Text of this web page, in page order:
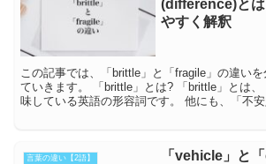
(difference)と
やすく解釈
この記事では、「brittle」と「fragile」の違い
ていきます。 「brittle」とは? 「brittle」とは、「壊れやすい」を意
味している英語の形容詞です。 他にも、「不安
言葉の違い【2語】
「vehicle」と